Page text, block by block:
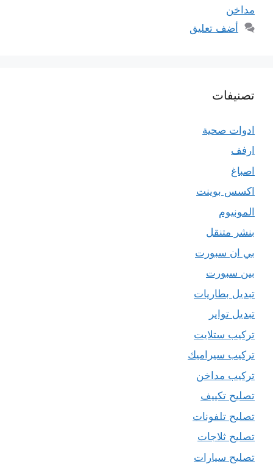
مداخن
أضف تعليق
تصنيفات
ادوات صحية
ارفف
اصباغ
اكسس بوينت
المونيوم
بنشر متنقل
بي ان سبورت
بين سبورت
تبديل بطاريات
تبديل تواير
تركيب ستلايت
تركيب سيراميك
تركيب مداخن
تصليح تكييف
تصليح تلفونات
تصليح ثلاجات
تصليح سيارات